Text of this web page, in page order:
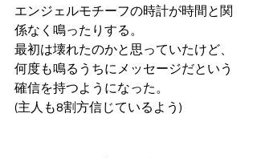
エンジェルモチーフの時計が時間と関
係なく鳴ったりする。
最初は壊れたのかと思っていたけど、
何度も鳴るうちにメッセージだという
確信を持つようになった。
(主人も8割方信じているよう)